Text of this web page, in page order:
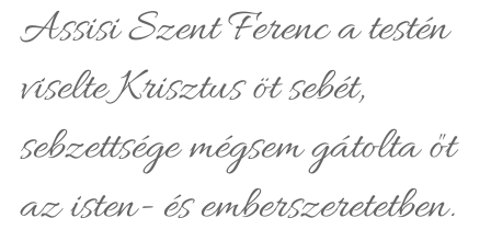
Assisi Szent Ferenc a testén
viselte Krisztus öt sebét,
sebzettsége mégsem gátolta őt
az isten- és emberszeretetben.